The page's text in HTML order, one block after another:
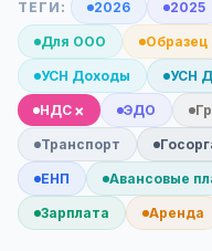
ТЕГИ: 2026 2025
Для ООО Образец
УСН Доходы УСН
НДС × ЭДО
Транспорт
ЕНП Авансовые
Зарплата Аренда